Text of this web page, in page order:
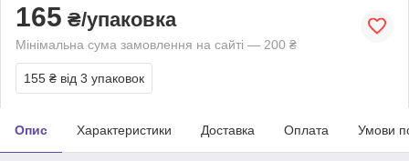
165 ₴/упаковка
Мінімальна сума замовлення на сайті — 200 ₴
155 ₴ від 3 упаковок
Опис Характеристики Доставка Оплата Умови